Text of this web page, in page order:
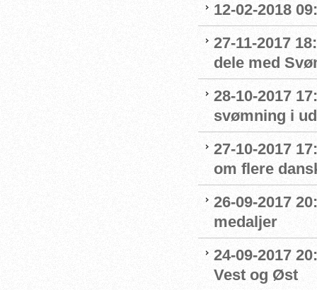
12-02-2018
27-11-2017
dele med
28-10-2017
svømning i
27-10-2017
om flere
26-09-2017
medaljer
24-09-2017
Vest og Øst